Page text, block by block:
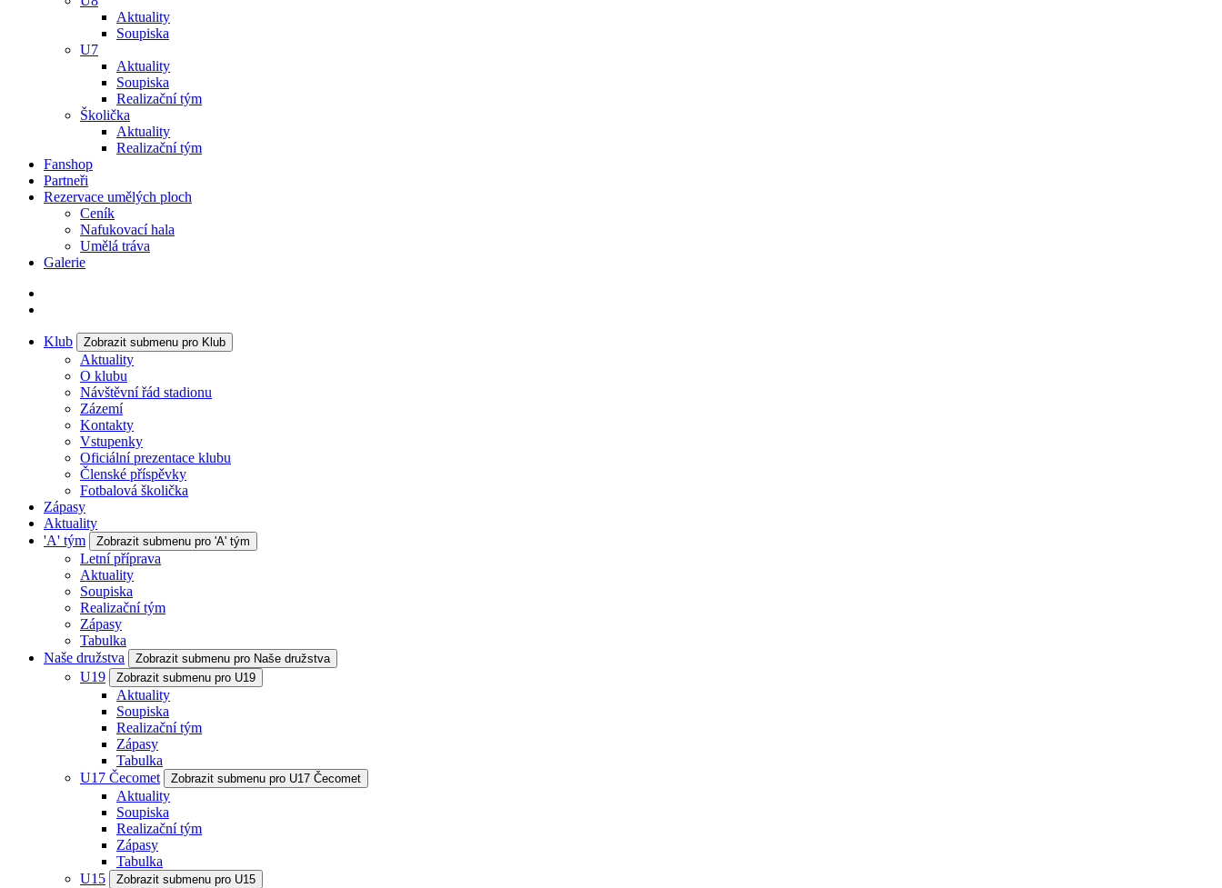
Aktuality
Soupiska
U7
Aktuality
Soupiska
Realizační tým
Školička
Aktuality
Realizační tým
Fanshop
Partneři
Rezervace umělých ploch
Ceník
Nafukovací hala
Umělá tráva
Galerie
Klub Zobrazit submenu pro Klub
Aktuality
O klubu
Návštěvní řád stadionu
Zázemí
Kontakty
Vstupenky
Oficiální prezentace klubu
Členské příspěvky
Fotbalová školička
Zápasy
Aktuality
'A' tým
Zobrazit submenu pro 'A' tým
Letní příprava
Aktuality
Soupiska
Realizační tým
Zápasy
Tabulka
Naše družstva
Zobrazit submenu pro Naše družstva
U19 Zobrazit submenu pro U19
Aktuality
Soupiska
Realizační tým
Zápasy
Tabulka
U17 Čecomet
Zobrazit submenu pro U17 Čecomet
Aktuality
Soupiska
Realizační tým
Zápasy
Tabulka
U15
Zobrazit submenu pro U15